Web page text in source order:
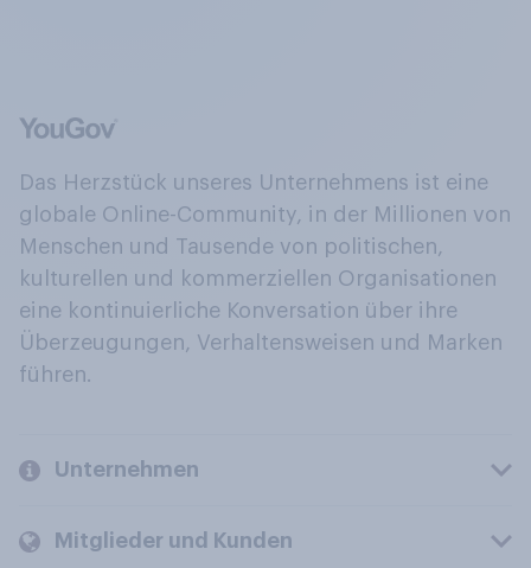
Das Herzstück unseres Unternehmens ist eine
globale Online-Community, in der Millionen von
Menschen und Tausende von politischen,
kulturellen und kommerziellen Organisationen
eine kontinuierliche Konversation über ihre
Überzeugungen, Verhaltensweisen und Marken
führen.
Unternehmen
Mitglieder und Kunden